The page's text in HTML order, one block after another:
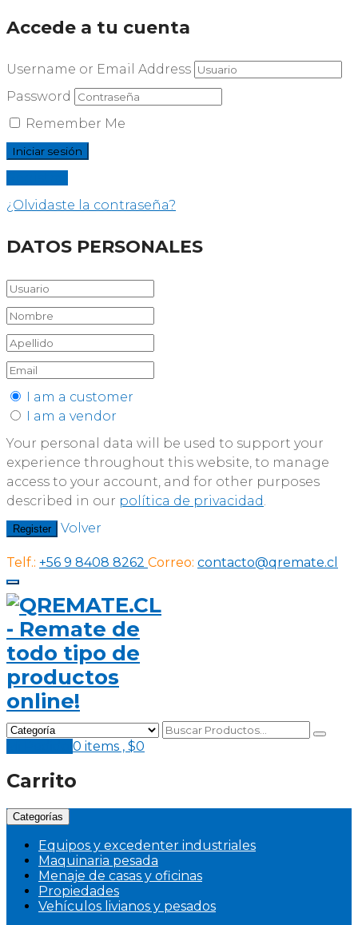
Accede a tu cuenta
Username or Email Address
Password
Remember Me
¿Olvidaste la contraseña?
DATOS PERSONALES
I am a customer
I am a vendor
Your personal data will be used to support your
experience throughout this website, to manage
access to your account, and for other purposes
described in our política de privacidad.
Register Volver
Telf.: +56 9 8408 8262 Correo: contacto@qremate.cl
0 items , $0
Carrito
Categorías
Equipos y excedenter industriales
Maquinaria pesada
Menaje de casas y oficinas
Propiedades
Vehículos livianos y pesados